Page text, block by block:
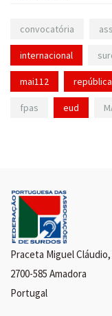
convocatória
internacional
mai112 república
fpas eud
Praceta Miguel
2700-585 Amadora
Portugal